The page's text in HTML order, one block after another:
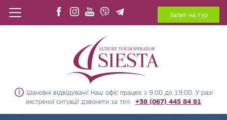
Шановні відвідувачі! Наш офіс працює з 9:00 до 19:00. У разі
екстреної ситуації дзвонити за тел. +38 (067) 445 84 81
Запит на тур